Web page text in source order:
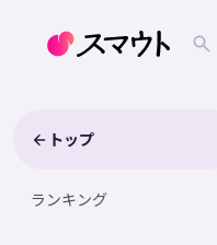
トップ
ランキング